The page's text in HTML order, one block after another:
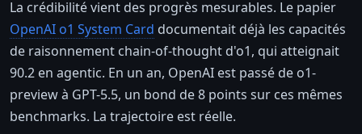
La crédibilité vient des progrès mesurables. Le papier
OpenAI o1 System Card documentait déjà les capacités
de raisonnement chain-of-thought d'o1, qui atteignait
90.2 en agentic. En un an, OpenAI est passé de o1-
preview à GPT-5.5, un bond de 8 points sur ces mêmes
benchmarks. La trajectoire est réelle.